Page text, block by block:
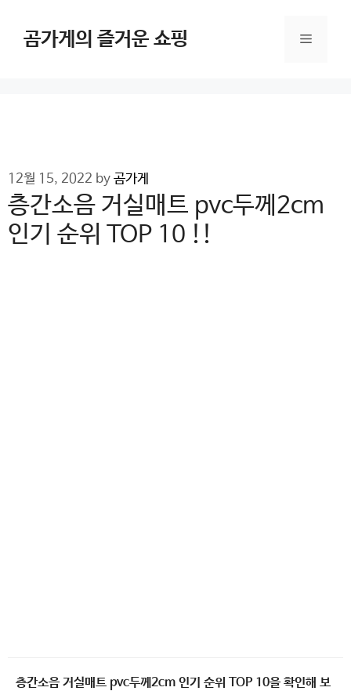
content곰가게의 즐거운 쇼핑 Menu
12월 15, 2022 by 곰가게
층간소음 거실매트 pvc두께2cm
인기 순위 TOP 10 !!
층간소음 거실매트 pvc두께2cm 인기 순위 TOP 10을 확인해 보